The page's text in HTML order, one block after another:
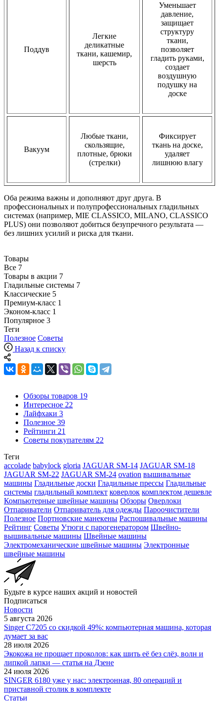
Поддув
Легкие
деликатные
ткани, кашемир,
шерсть
Уменьшает
давление,
защищает
структуру
ткани,
позволяет
гладить руками,
создает
воздушную
подушку на
доске
Вакуум
Любые ткани,
скользящие,
плотные, брюки
(стрелки)
Фиксирует
ткань на доске,
удаляет
лишнюю влагу
Оба режима важны и дополняют друг друга. В
профессиональных и полупрофессиональных гладильных
системах (например, MIE CLASSICO, MILANO, CLASSICO
PLUS) они позволяют добиться безупречного результата —
без лишних усилий и риска для ткани.
Товары
Все 7
Товары в акции 7
Гладильные системы 7
Классические 5
Премиум-класс 1
Эконом-класс 1
Популярное 3
Теги
Полезное Советы
Назад к списку
Обзоры товаров 19
Интересное 22
Лайфхаки 3
Полезное 39
Рейтинги 21
Советы покупателям 22
Теги
accolade babylock gloria JAGUAR SM-14 JAGUAR SM-18
JAGUAR SM-22 JAGUAR SM-24 ovation вышивальные
машины Гладильные доски Гладильные прессы Гладильные
системы гладильный комплект коверлок комплектом дешевле
Компьютерные швейные машины Обзоры Оверлоки
Отпариватели Отпариватель для одежды Пароочистители
Полезное Портновские манекены Распошивальные машины
Рейтинг Советы Утюги с парогенератором Швейно-
вышивальные машины Швейные машины
Электромеханические швейные машины Электронные
швейные машины
Будьте в курсе наших акций и новостей
Подписаться
Новости
5 августа 2026
Singer C7205 со скидкой 49%: компьютерная машина, которая
думает за вас
28 июля 2026
Экокожа не прощает проколов: как шить её без слёз, волн и
липкой лапки — статья на Дзене
24 июля 2026
SINGER 6180 уже у нас: электронная, 80 операций и
приставной столик в комплекте
Статьи